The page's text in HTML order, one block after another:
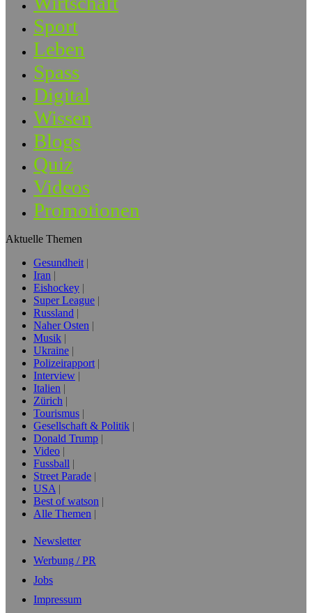
Sport
Leben
Spass
Digital
Wissen
Blogs
Quiz
Videos
Promotionen
Aktuelle Themen
Gesundheit
Iran
Eishockey
Super League
Russland
Naher Osten
Musik
Ukraine
Polizeirapport
Interview
Italien
Zürich
Tourismus
Gesellschaft & Politik
Donald Trump
Video
Fussball
Street Parade
USA
Best of watson
Alle Themen
Newsletter
Werbung / PR
Jobs
Impressum